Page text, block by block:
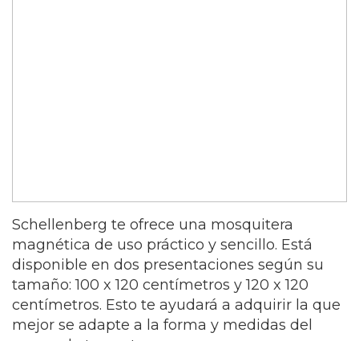
Schellenberg te ofrece una mosquitera
magnética de uso práctico y sencillo. Está
disponible en dos presentaciones según su
tamaño: 100 x 120 centímetros y 120 x 120
centímetros. Esto te ayudará a adquirir la que
mejor se adapte a la forma y medidas del